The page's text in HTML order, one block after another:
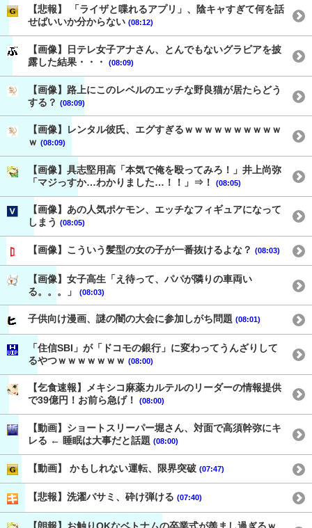
【悲報】 「ライザと喋れるアプリ」、陰キャすぎて何を話
せばいいか分からない (08:12)
【画像】日テレ女子アナさん、とんでもないグラビアを披
露した結果・・・
(08:09)
【画像】路上にこのレベルのエッチな野良猫が居たらどう
する？ (08:09)
【画像】レンタル彼氏、エグすぎるｗｗｗｗｗｗｗｗｗｗ
ｗ (08:09)
【画像】具志堅用高「本気で俺を殴ってみろ！」井上尚弥
「マジっすか…わかりました…！！」⇒！
(08:05)
【画像】あの人気ポケモン、エッチなフィギュアになって
しまう (08:05)
【画像】こういう髪型の女の子が一番抜けるよな？ (08:03)
【画像】女子高生「え待って、パパが隣りの車両い
る。。。」
(08:03)
子供向け漫画、謎の闇の大会に参加しがち問題 (08:01)
「住信SBI」が「ドコモの銀行」に変わってうんざりして
るやつｗｗｗｗｗｗｗ (08:00)
【乞食速報】メキシコ麻薬カルテルのリーダーの情報提供
で39億円！お前ら急げ！
(08:00)
【動画】ショートスリーパー堀さん、対面で高須幹弥にキ
レる ← 睡眠は大事だと話題 (08:00)
【動画】 かもしれない運転、限界突破 (07:47)
【悲報】洗濯バサミ、砕け弾ける (07:40)
【朗報】お触りOKなベトナムの卒業式が羨まし過ぎるｗ